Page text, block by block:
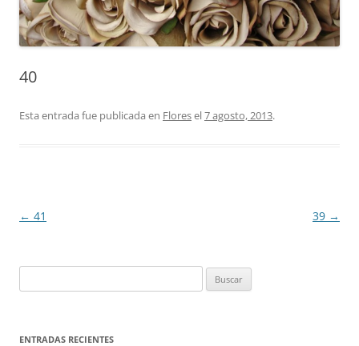
40
Esta entrada fue publicada en Floresel7 agosto, 2013.
Navegación
← 41 39 →
ENTRADAS RECIENTES